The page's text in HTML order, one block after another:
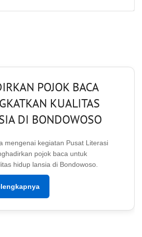
POJOK BACA
KUALITAS
DI BONDOWOSO
mengenai kegiatan Pusat Literasi
pojok baca untuk
hidup lansia di Bondowoso.